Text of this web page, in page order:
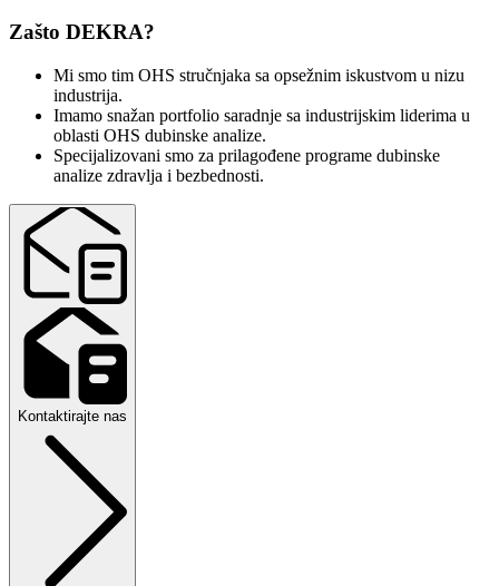
Zašto DEKRA?
Mi smo tim OHS stručnjaka sa opsežnim iskustvom u nizu
industrija.
Imamo snažan portfolio saradnje sa industrijskim liderima u
oblasti OHS dubinske analize.
Specijalizovani smo za prilagođene programe dubinske
analize zdravlja i bezbednosti.
Kontaktirajte nas